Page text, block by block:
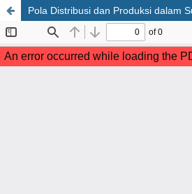
Pola Distribusi dan Produksi dalam